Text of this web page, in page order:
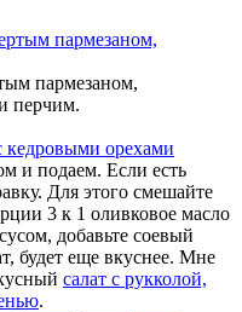
пармезаном,
перчим.
и подаем. Если есть
Для этого смешайте
3 к 1 оливковое масло
добавьте соевый
будет еще вкуснее. Мне
салат с рукколой,
.